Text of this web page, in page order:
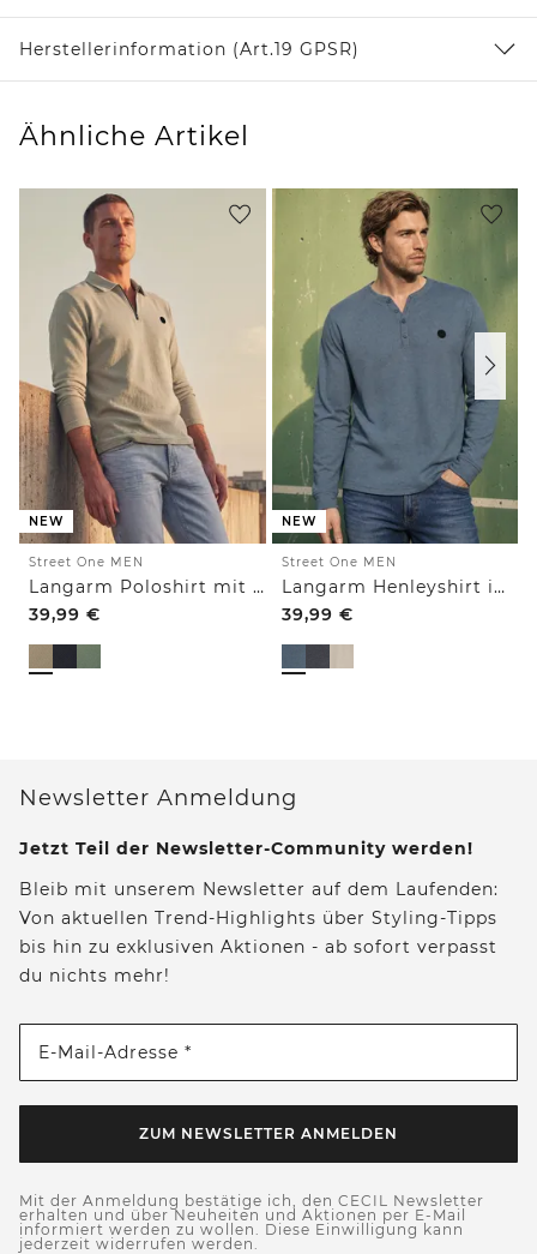
Herstellerinformation (Art.19 GPSR)
Ähnliche Artikel
NEW
Street One MEN
Langarm Poloshirt mit Zipperdetail
39,99 €
NEW
Street One MEN
Langarm Henleyshirt im Melange-Look
39,99 €
Newsletter Anmeldung
Jetzt Teil der Newsletter-Community werden!
Bleib mit unserem Newsletter auf dem Laufenden:
Von aktuellen Trend-Highlights über Styling-Tipps
bis hin zu exklusiven Aktionen - ab sofort verpasst
du nichts mehr!
E-Mail-Adresse *
ZUM NEWSLETTER ANMELDEN
Mit der Anmeldung bestätige ich, den CECIL Newsletter
erhalten und über Neuheiten und Aktionen per E-Mail
informiert werden zu wollen. Diese Einwilligung kann
jederzeit widerrufen werden.